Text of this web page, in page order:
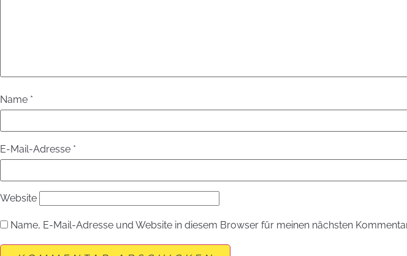
Name *
E-Mail-Adresse *
Website
Name, E-Mail-Adresse und Website in diesem Browser für meinen nächsten